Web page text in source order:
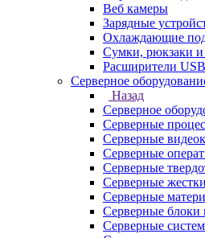
Веб камеры
Зарядные
Охлаждающие
Сумки, рюкзаки
Расширители
Серверное
Назад
Серверное
Серверные
Серверные
Серверные
Серверные
Серверные
Серверные
Серверные блоки
Серверные